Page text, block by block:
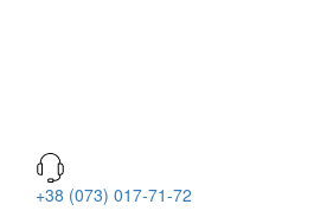
+38 (073) 017-71-72